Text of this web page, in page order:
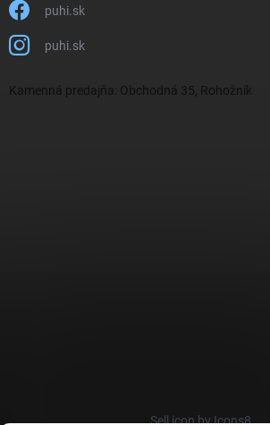
puhi.sk
puhi.sk
Kamenná predajňa: Obchodná 35, Rohožník
Sell icon by Icons8